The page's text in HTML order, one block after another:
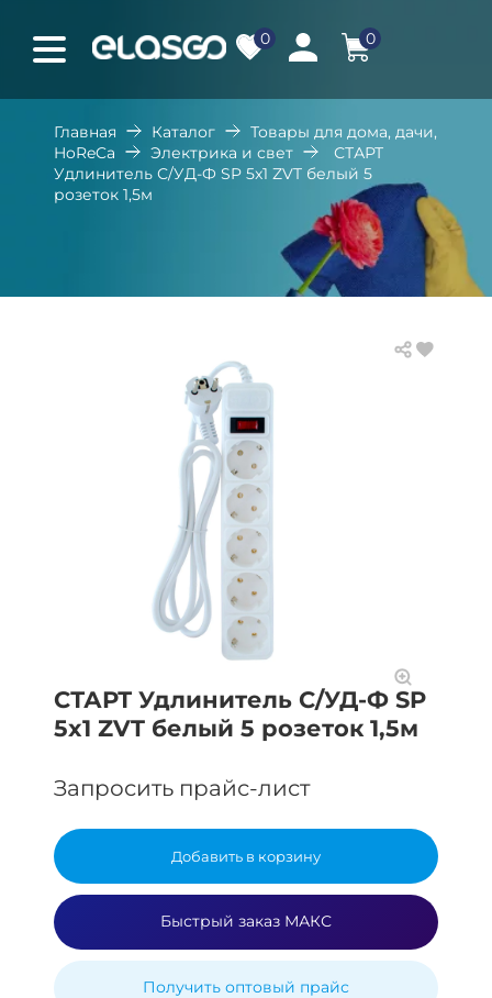
0 0
Главная Каталог
Товары для дома, дачи,
HoReCa
Электрика и свет
СТАРТ
Удлинитель С/УД-Ф SP 5x1 ZVT белый 5
розеток 1,5м
СТАРТ Удлинитель С/УД-Ф SP
5x1 ZVT белый 5 розеток 1,5м
Запросить прайс-лист
Добавить в корзину
Быстрый заказ МАКС
Получить оптовый прайс